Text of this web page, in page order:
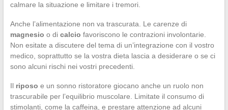
calmare la situazione e limitare i tremori.
Anche l’alimentazione non va trascurata. Le carenze di
magnesio o di calcio favoriscono le contrazioni involontarie.
Non esitate a discutere del tema di un’integrazione con il vostro
medico, soprattutto se la vostra dieta lascia a desiderare o se ci
sono alcuni rischi nei vostri precedenti.
Il riposo e un sonno ristoratore giocano anche un ruolo non
trascurabile per l’equilibrio muscolare. Limitate il consumo di
stimolanti, come la caffeina, e prestare attenzione ad alcuni